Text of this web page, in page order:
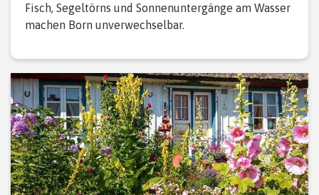
Fisch, Segeltörns und Sonnenuntergänge am Wasser
machen Born unverwechselbar.